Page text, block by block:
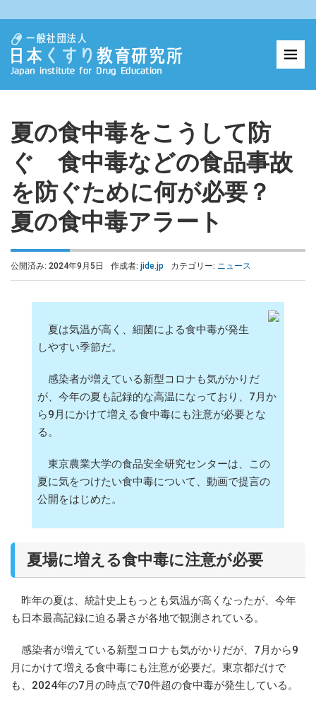
夏の食中毒をこうして防
ぐ 食中毒などの食品事故
を防ぐために何が必要？
夏の食中毒アラート
公開済み: 2024年9月5日 作成者: jide.jp カテゴリー: ニュース
夏は気温が高く、細菌による食中毒が発生
しやすい季節だ。
感染者が増えている新型コロナも気がかりだ
が、今年の夏も記録的な高温になっており、7月か
ら9月にかけて増える食中毒にも注意が必要とな
る。
東京農業大学の食品安全研究センターは、この
夏に気をつけたい食中毒について、動画で提言の
公開をはじめた。
夏場に増える食中毒に注意が必要
昨年の夏は、統計史上もっとも気温が高くなったが、今年
も日本最高記録に迫る暑さが各地で観測されている。
感染者が増えている新型コロナも気がかりだが、7月から9
月にかけて増える食中毒にも注意が必要だ。東京都だけで
も、2024年の7月の時点で70件超の食中毒が発生している。